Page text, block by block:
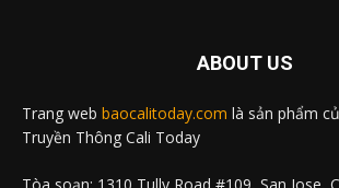
ABOUT US
Trang web baocalitoday.com là sản phẩm
Truyền Thông Cali Today